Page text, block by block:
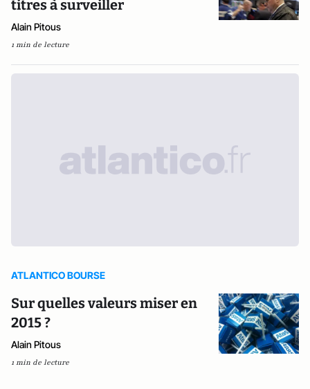
titres à surveiller
Alain Pitous
1 min de lecture
ATLANTICO BOURSE
Sur quelles valeurs miser en
2015 ?
Alain Pitous
1 min de lecture